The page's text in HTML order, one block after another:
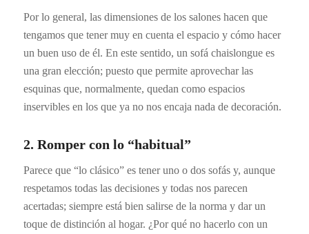
Por lo general, las dimensiones de los salones hacen que
tengamos que tener muy en cuenta el espacio y cómo hacer
un buen uso de él. En este sentido, un sofá chaislongue es
una gran elección; puesto que permite aprovechar las
esquinas que, normalmente, quedan como espacios
inservibles en los que ya no nos encaja nada de decoración.
2. Romper con lo “habitual”
Parece que “lo clásico” es tener uno o dos sofás y, aunque
respetamos todas las decisiones y todas nos parecen
acertadas; siempre está bien salirse de la norma y dar un
toque de distinción al hogar. ¿Por qué no hacerlo con un